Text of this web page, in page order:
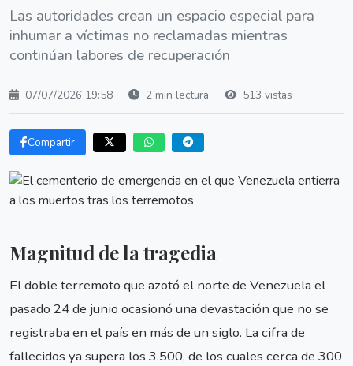
Las autoridades crean un espacio especial para
inhumar a víctimas no reclamadas mientras
continúan labores de recuperación
07/07/2026 19:58 2 min lectura 513 vistas
Compartir
Magnitud de la tragedia
El doble terremoto que azotó el norte de Venezuela el
pasado 24 de junio ocasionó una devastación que no se
registraba en el país en más de un siglo. La cifra de
fallecidos ya supera los 3.500, de los cuales cerca de 300